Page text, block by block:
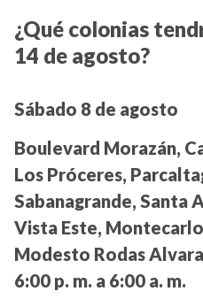
¿Qué colonias
14 de agosto?
Sábado 8 de agosto
Boulevard Morazán,
Los Próceres,
Sabanagrande, Santa
Vista Este,
Modesto Rodas
6:00 p. m. a 6:00 a. m.